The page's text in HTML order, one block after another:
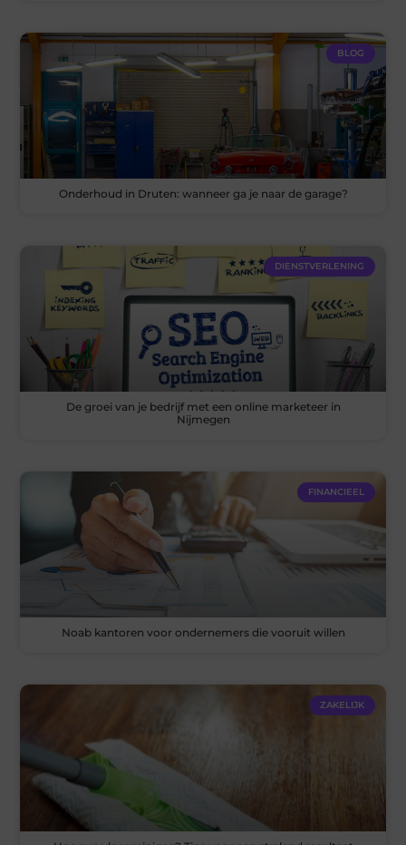
BLOG
Onderhoud in Druten: wanneer ga je naar de garage?
DIENSTVERLENING
De groei van je bedrijf met een online marketeer in
Nijmegen
FINANCIEEL
Noab kantoren voor ondernemers die vooruit willen
ZAKELIJK